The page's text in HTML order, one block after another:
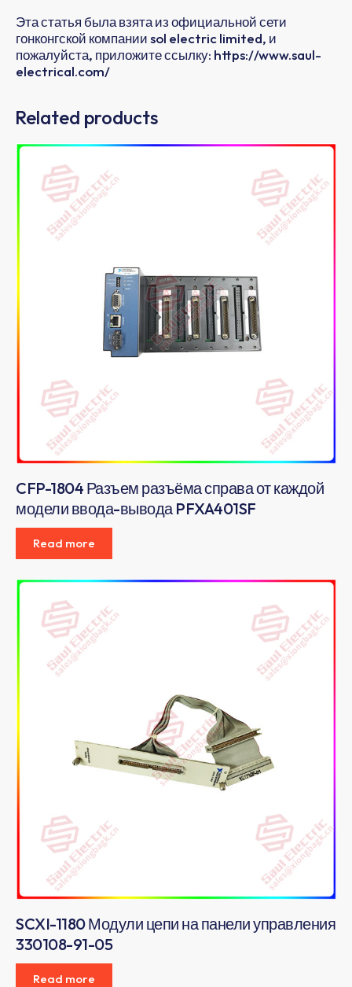
Эта статья была взята из официальной сети
гонконгской компании sol electric limited, и
пожалуйста, приложите ссылку: https://www.saul-
electrical.com/
Related products
CFP-1804 Разъем разъёма справа от каждой
модели ввода-вывода PFXA401SF
Read more
SCXI-1180 Модули цепи на панели управления
330108-91-05
Read more